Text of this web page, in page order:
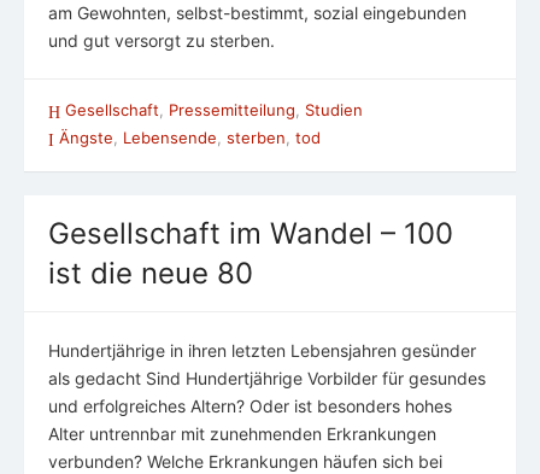
am Gewohnten, selbst-bestimmt, sozial eingebunden
und gut versorgt zu sterben.
Gesellschaft Pressemitteilung
Studien
Ängste
Lebensende sterben tod
Gesellschaft im Wandel – 100
ist die neue 80
Hundertjährige in ihren letzten Lebensjahren gesünder
als gedacht Sind Hundertjährige Vorbilder für gesundes
und erfolgreiches Altern? Oder ist besonders hohes
Alter untrennbar mit zunehmenden Erkrankungen
verbunden? Welche Erkrankungen häufen sich bei